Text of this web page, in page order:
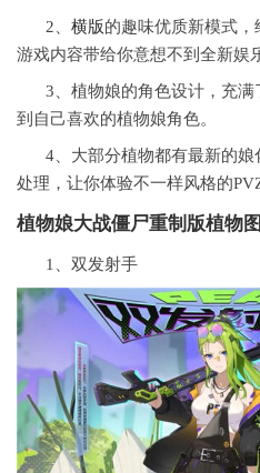
2、 横版的趣味优质新模式
游戏内容带给你意想不到全新娱
3、植物娘的角色设计，充
到自己喜欢的植物娘角色。
4、大部分植物都有最新的
处理，让你体验不一样风格的
植物娘大战僵尸重制版植物
1、双发射手